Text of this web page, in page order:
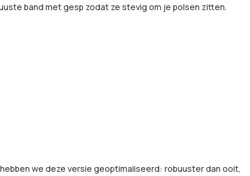
band met gesp zodat ze stevig om je polsen zitten.
we deze versie geoptimaliseerd: robuuster dan ooit,